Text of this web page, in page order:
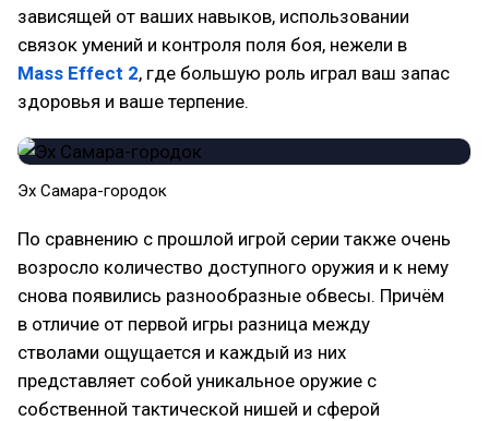
зависящей от ваших навыков, использовании
связок умений и контроля поля боя, нежели в
Mass Effect 2, где большую роль играл ваш запас
здоровья и ваше терпение.
Эх Самара-городок
По сравнению с прошлой игрой серии также очень
возросло количество доступного оружия и к нему
снова появились разнообразные обвесы. Причём
в отличие от первой игры разница между
стволами ощущается и каждый из них
представляет собой уникальное оружие с
собственной тактической нишей и сферой